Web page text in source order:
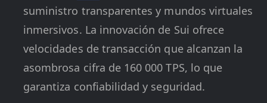
suministro transparentes y mundos virtuales
inmersivos. La innovación de Sui ofrece
velocidades de transacción que alcanzan la
asombrosa cifra de 160 000 TPS, lo que
garantiza confiabilidad y seguridad.